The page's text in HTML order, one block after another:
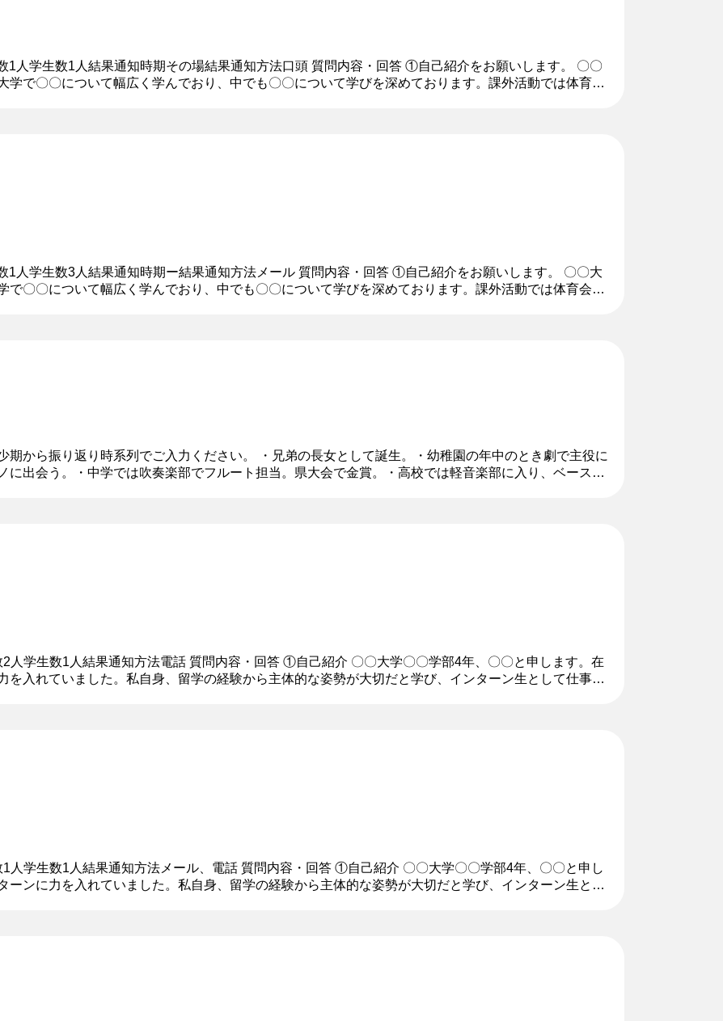
1人学生数1人結果通知時期その場結果通知方法口頭 質問内容・回答 ①自己紹介をお願いします。 〇〇
学で〇〇について幅広く学んでおり、中でも〇〇について学びを深めております。課外活動では体育会
1人学生数3人結果通知時期ー結果通知方法メール 質問内容・回答 ①自己紹介をお願いします。 〇〇大
で〇〇について幅広く学んでおり、中でも〇〇について学びを深めております。課外活動では体育会〇
期から振り返り時系列でご入力ください。 ・兄弟の長女として誕生。・幼稚園の年中のとき劇で主役に
に出会う。・中学では吹奏楽部でフルート担当。県大会で金賞。・高校では軽音楽部に入り、ベースを
人学生数1人結果通知方法電話 質問内容・回答 ①自己紹介 〇〇大学〇〇学部4年、〇〇と申します。在
を入れていました。私自身、留学の経験から主体的な姿勢が大切だと学び、インターン生として仕事に
人学生数1人結果通知方法メール、電話 質問内容・回答 ①自己紹介 〇〇大学〇〇学部4年、〇〇と申し
ーンに力を入れていました。私自身、留学の経験から主体的な姿勢が大切だと学び、インターン生とし